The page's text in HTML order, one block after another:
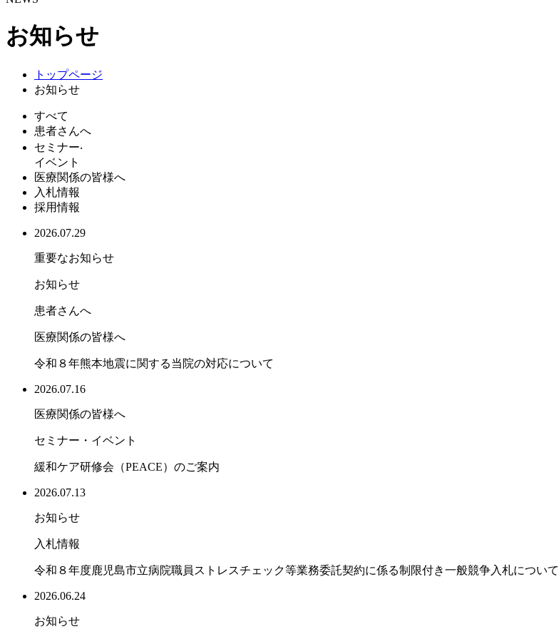
お知らせ
トップページ
お知らせ
すべて
患者さんへ
セミナー‧
イベント
医療関係の皆様へ
入札情報
採用情報
2026.07.29
重要なお知らせ
お知らせ
患者さんへ
医療関係の皆様へ
令和８年熊本地震に関する当院の対応について
2026.07.16
医療関係の皆様へ
セミナー・イベント
緩和ケア研修会（PEACE）のご案内
2026.07.13
お知らせ
入札情報
令和８年度鹿児島市立病院職員ストレスチェック等業務委託契約に係る制限付き一般競争入札につい
2026.06.24
お知らせ